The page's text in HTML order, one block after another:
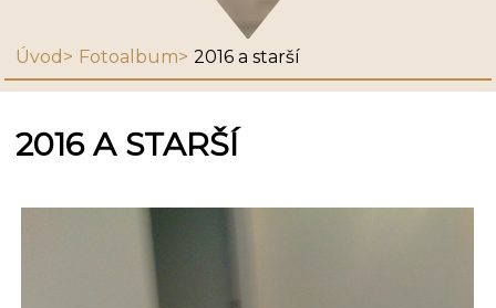
Úvod Fotoalbum 2016 a starší
2016 A STARŠÍ